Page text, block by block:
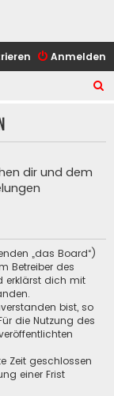
Anmelden
h
dir und dem
„das Board“)
Betreiber des
erklärst dich mit
bist, so
die Nutzung des
Zeit geschlossen
einer Frist